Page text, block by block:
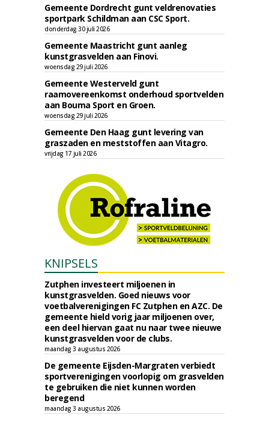
Gemeente Dordrecht gunt veldrenovaties
sportpark Schildman aan CSC Sport.
donderdag 30 juli 2026
Gemeente Maastricht gunt aanleg
kunstgrasvelden aan Finovi.
woensdag 29 juli 2026
Gemeente Westerveld gunt
raamovereenkomst onderhoud sportvelden
aan Bouma Sport en Groen.
woensdag 29 juli 2026
Gemeente Den Haag gunt levering van
graszaden en meststoffen aan Vitagro.
vrijdag 17 juli 2026
KNIPSELS
Zutphen investeert miljoenen in
kunstgrasvelden. Goed nieuws voor
voetbalverenigingen FC Zutphen en AZC. De
gemeente hield vorig jaar miljoenen over,
een deel hiervan gaat nu naar twee nieuwe
kunstgrasvelden voor de clubs.
maandag 3 augustus 2026
De gemeente Eijsden-Margraten verbiedt
sportverenigingen voorlopig om grasvelden
te gebruiken die niet kunnen worden
beregend
maandag 3 augustus 2026